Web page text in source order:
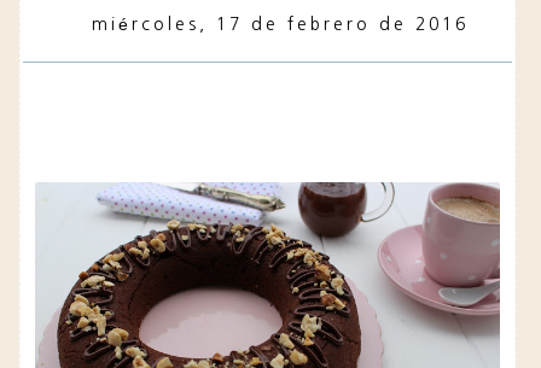
miércoles, 17 de febrero de 2016